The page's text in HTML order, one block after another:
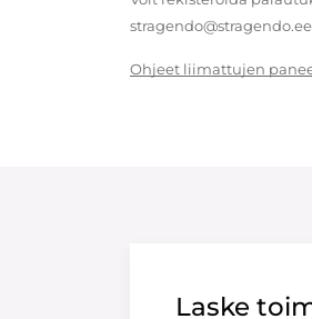
Ohjeet liimattujen
Laske